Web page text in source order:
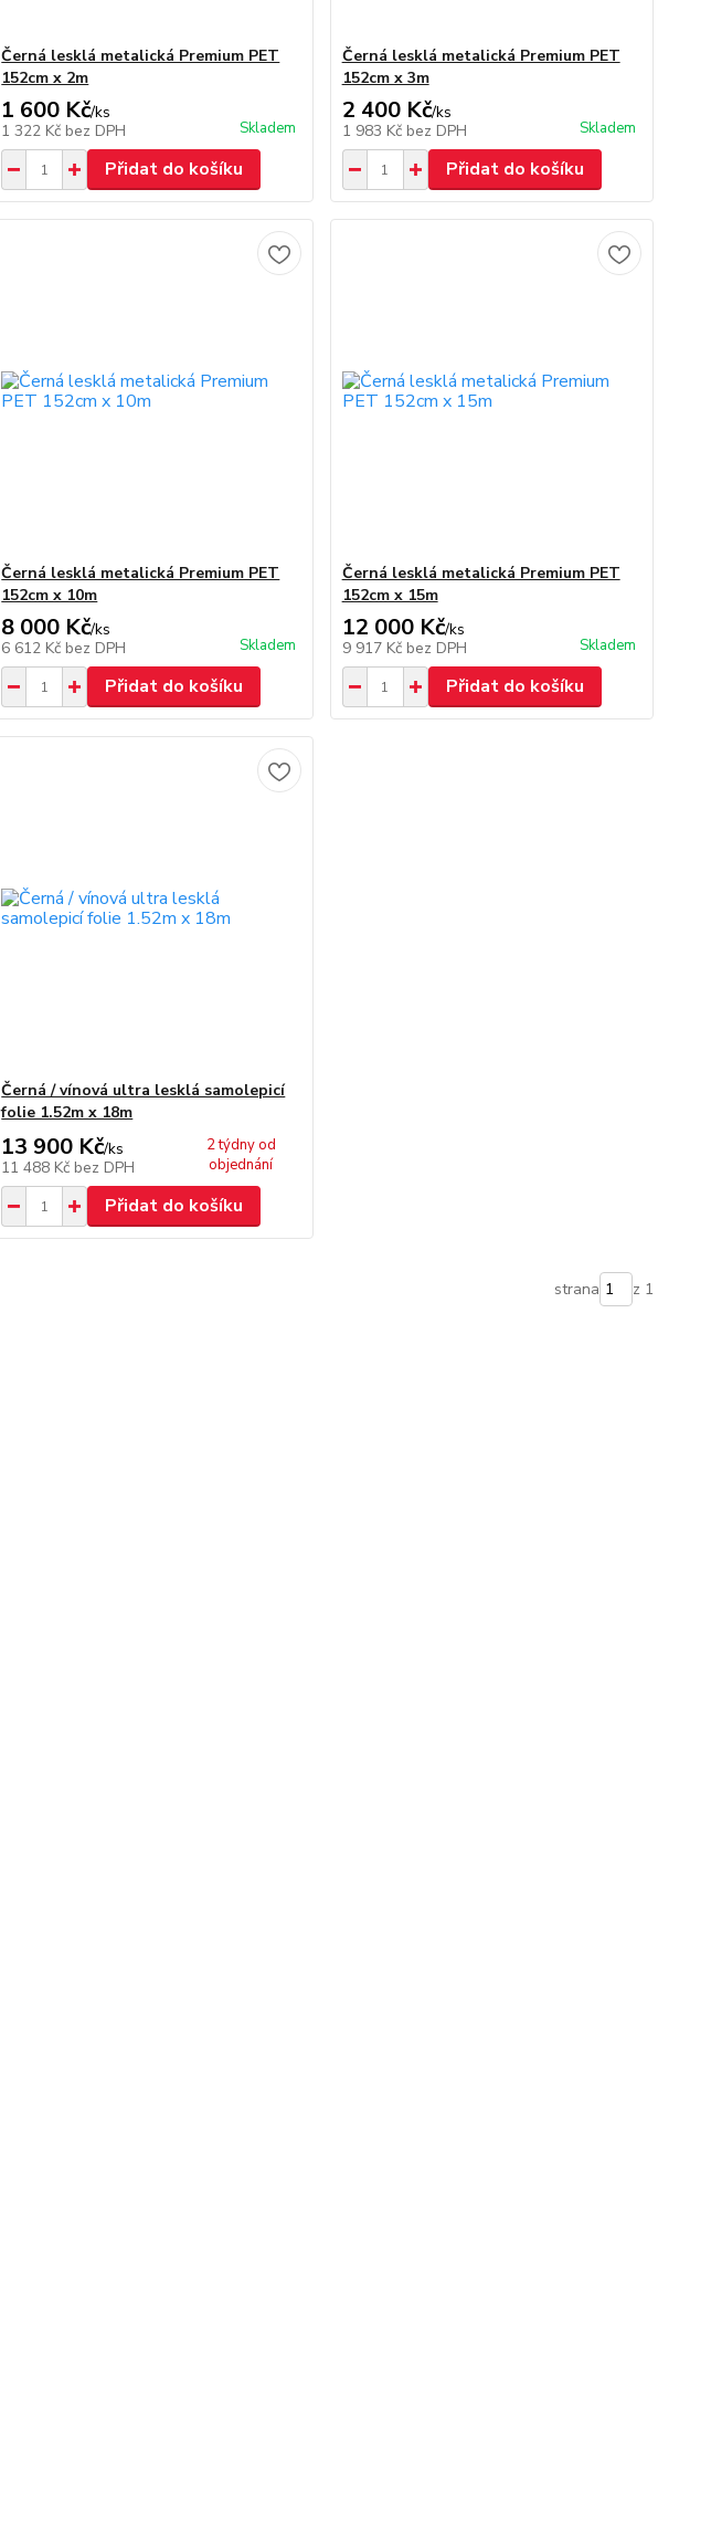
Černá lesklá metalická Premium PET
152cm x 2m
1 600 Kč/ks
1 322 Kč bez DPH Skladem
Přidat do košíku
Černá lesklá metalická Premium PET
152cm x 3m
2 400 Kč/ks
1 983 Kč bez DPH Skladem
Přidat do košíku
Černá lesklá metalická Premium PET
152cm x 10m
8 000 Kč/ks
6 612 Kč bez DPH Skladem
Přidat do košíku
Černá lesklá metalická Premium PET
152cm x 15m
12 000 Kč/ks
9 917 Kč bez DPH Skladem
Přidat do košíku
Černá / vínová ultra lesklá samolepicí
folie 1.52m x 18m
13 900 Kč/ks
11 488 Kč bez DPH
2 týdny od
objednání
Přidat do košíku
strana z 1